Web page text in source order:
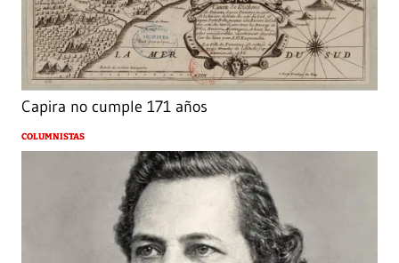
Capira no cumple 171 años
COLUMNISTAS